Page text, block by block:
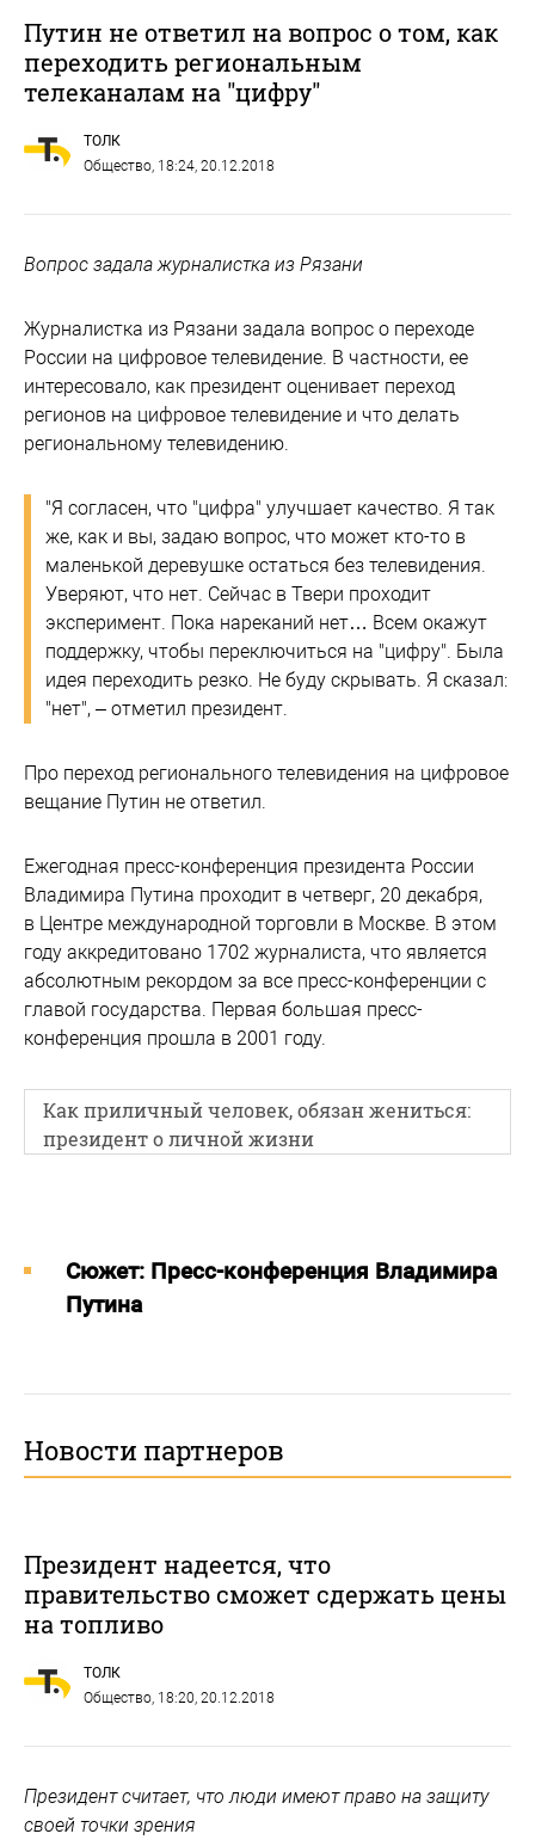
Путин не ответил на вопрос о том, как
переходить региональным
телеканалам на "цифру"
ТОЛК
Общество, 18:24, 20.12.2018
Вопрос задала журналистка из Рязани
Журналистка из Рязани задала вопрос о переходе
России на цифровое телевидение. В частности, ее
интересовало, как президент оценивает переход
регионов на цифровое телевидение и что делать
региональному телевидению.
"Я согласен, что "цифра" улучшает качество. Я так
же, как и вы, задаю вопрос, что может кто-то в
маленькой деревушке остаться без телевидения.
Уверяют, что нет. Сейчас в Твери проходит
эксперимент. Пока нареканий нет… Всем окажут
поддержку, чтобы переключиться на "цифру". Была
идея переходить резко. Не буду скрывать. Я сказал:
"нет", – отметил президент.
Про переход регионального телевидения на цифровое
вещание Путин не ответил.
Ежегодная пресс-конференция президента России
Владимира Путина проходит в четверг, 20 декабря,
в Центре международной торговли в Москве. В этом
году аккредитовано 1702 журналиста, что является
абсолютным рекордом за все пресс-конференции с
главой государства. Первая большая пресс-
конференция прошла в 2001 году.
Как приличный человек, обязан жениться:
президент о личной жизни
Cюжет: Пресс-конференция Владимира
Путина
Новости партнеров
Президент надеется, что
правительство сможет сдержать цены
на топливо
ТОЛК
Общество, 18:20, 20.12.2018
Президент считает, что люди имеют право на защиту
своей точки зрения